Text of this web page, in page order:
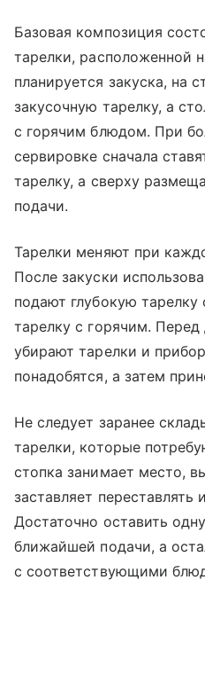
Базовая композиция
тарелки, расположенной
планируется закуска, на
закусочную тарелку, а
с горячим блюдом. При
сервировке сначала
тарелку, а сверху
подачи.
Тарелки меняют при
После закуски
подают глубокую
тарелку с горячим.
убирают тарелки и
понадобятся, а затем
Не следует заранее
тарелки, которые
стопка занимает место,
заставляет переставлять
Достаточно оставить
ближайшей подачи, а
с соответствующими